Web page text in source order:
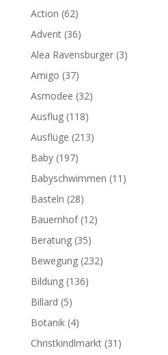
Action (62)
Advent(36)
Alea Ravensburger(3)
Amigo (37)
Asmodee (32)
Ausflug(118)
Ausflüge (213)
Baby(197)
Babyschwimmen (11)
Basteln (28)
Bauernhof(12)
Beratung(35)
Bewegung(232)
Bildung(136)
Billard (5)
Botanik(4)
Christkindlmarkt(31)